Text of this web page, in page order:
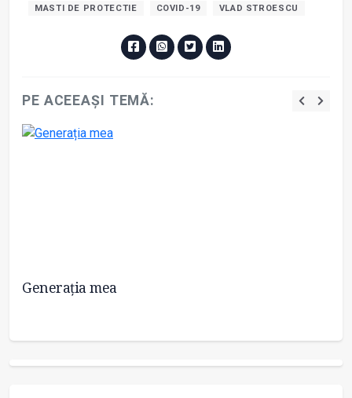
MASTI DE PROTECTIE
COVID-19 VLAD STROESCU
PE ACEEAȘI TEMĂ:
Generația mea